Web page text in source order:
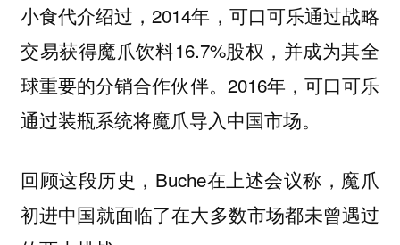
小食代介绍过，2014年，可口可乐通过战略
交易获得魔爪饮料16.7%股权，并成为其全
球重要的分销合作伙伴。2016年，可口可乐
通过装瓶系统将魔爪导入中国市场。
回顾这段历史，Buche在上述会议称，魔爪
初进中国就面临了在大多数市场都未曾遇过